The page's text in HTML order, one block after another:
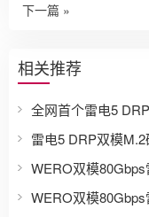
下一篇 »
相关推荐
全网首个雷电5